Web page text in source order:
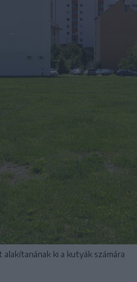
ki a kutyák számára